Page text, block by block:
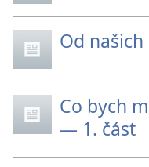
Od
Co bych
— 1. část